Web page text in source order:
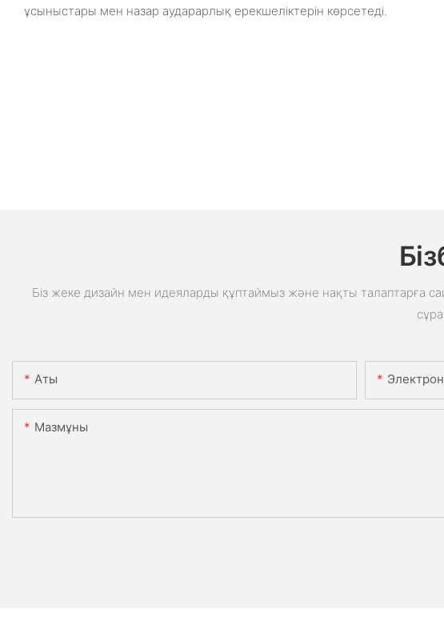
ұсыныстары мен назар аударарлық ерекшеліктерін көрсетеді.
Біз жеке дизайн мен идеяларды құптаймыз және нақты талаптарға
Аты
Мазмұны